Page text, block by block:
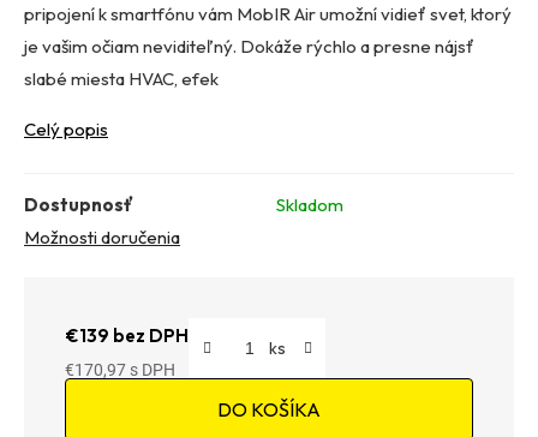
pripojení k smartfónu vám MobIR Air umožní vidieť svet, ktorý
je vašim očiam neviditeľný. Dokáže rýchlo a presne nájsť
slabé miesta HVAC, efek
Celý popis
Dostupnosť
Skladom
Možnosti doručenia
€139 bez DPH
€170,97
DO KOŠÍKA